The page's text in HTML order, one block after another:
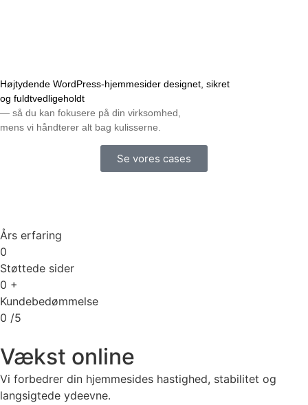
Højtydende WordPress-hjemmesider designet, sikret
og fuldtvedligeholdt
— så du kan fokusere på din virksomhed,
mens vi håndterer alt bag kulisserne.
Se vores cases
Års erfaring
0
Støttede sider
0 +
Kundebedømmelse
0 /5
Vækst online
Vi forbedrer din hjemmesides hastighed, stabilitet og
langsigtede ydeevne.